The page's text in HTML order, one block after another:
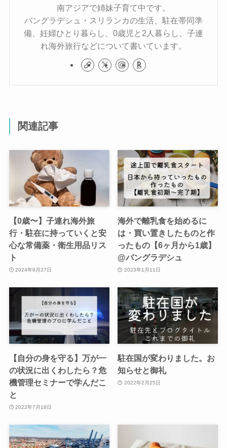
南アジアで姉妹子育て中です。
バングラデシュ・スリランカの生活、駐在帯同準
備、妊婦ひとり暮らし、0歳児と2人暮らし、子連
れ海外旅行などについて書いています。
関連記事
【0歳〜】子連れ海外旅
行・駐在に持っていくと安
心な常備薬・衛生用品リス
ト
2024年9月27日
海外で離乳食を始めるに
は・買い置きしたものと作
ったもの【6ヶ月から1歳】
@バングラデシュ
2023年1月11日
【自分の身を守る】万が一
の状況に出くわしたら？危
機管理セミナーで学んだこ
と
2022年7月18日
駐在国が変わりました。お
知らせと御礼
2022年2月25日